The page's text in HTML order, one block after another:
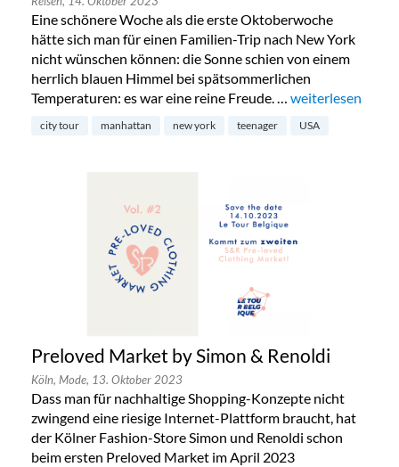
Eine schönere Woche als die erste Oktoberwoche
hätte sich man für einen Familien-Trip nach New York
nicht wünschen können: die Sonne schien von einem
herrlich blauen Himmel bei spätsommerlichen
Temperaturen: es war eine reine Freude. … „New York mit
weiterlesen
city tour manhattan new york teenager USA
Preloved Market by Simon & Renoldi
Köln, Mode, 13. Oktober 2023
Dass man für nachhaltige Shopping-Konzepte nicht
zwingend eine riesige Internet-Plattform braucht, hat
der Kölner Fashion-Store Simon und Renoldi schon
beim ersten Preloved Market im April 2023